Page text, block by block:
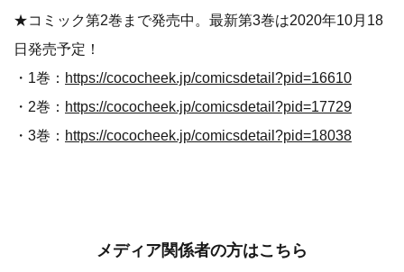
★コミック第2巻まで発売中。最新第3巻は2020年10月18
日発売予定！
・1巻： https://cococheek.jp/comicsdetail?pid=16610
・2巻： https://cococheek.jp/comicsdetail?pid=17729
・3巻： https://cococheek.jp/comicsdetail?pid=18038
メディア関係者の方はこちら